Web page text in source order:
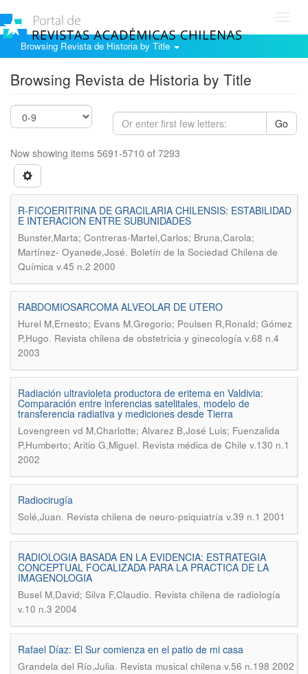
Browsing Revista de Historia by Title
Browsing Revista de Historia by Title
Go
Now showing items 5691-5710 of 7293
R-FICOERITRINA DE GRACILARIA CHILENSIS: ESTABILIDAD
E INTERACION ENTRE SUBUNIDADES
Bunster,Marta; Contreras-Martel,Carlos; Bruna,Carola;
Martínez- Oyanede,José. Boletín de la Sociedad Chilena de
Química v.45 n.2 2000
RABDOMIOSARCOMA ALVEOLAR DE UTERO
Hurel M,Ernesto; Evans M,Gregorio; Poulsen R,Ronald; Gómez
P,Hugo. Revista chilena de obstetricia y ginecología v.68 n.4
2003
Radiación ultravioleta productora de eritema en Valdivia:
Comparación entre inferencias satelitales, modelo de
transferencia radiativa y mediciones desde Tierra
Lovengreen vd M,Charlotte; Alvarez B,José Luis; Fuenzalida
P,Humberto; Aritio G,Miguel. Revista médica de Chile v.130 n.1
2002
Radiocirugía
Solé,Juan. Revista chilena de neuro-psiquiatría v.39 n.1 2001
RADIOLOGIA BASADA EN LA EVIDENCIA: ESTRATEGIA
CONCEPTUAL FOCALIZADA PARA LA PRACTICA DE LA
IMAGENOLOGIA
Busel M,David; Silva F,Claudio. Revista chilena de radiología
v.10 n.3 2004
Rafael Díaz: El Sur comienza en el patio de mi casa
Grandela del Río,Julia. Revista musical chilena v.56 n.198 2002